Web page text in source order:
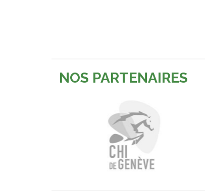
NOS PARTENAIRES